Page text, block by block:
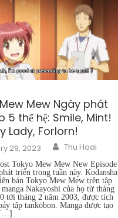
Mew Ngày phát
5 thế hệ: Smile, Mint!
Lady, Forlorn!
29, 2023 Author
Thu Hoai
Tokyo Mew Mew New Episode
triển trong tuần này. Kodansha
bản Tokyo Mew Mew trên tập
manga Nakayoshi của họ từ tháng
tới tháng 2 năm 2003, được tích
tập tankōbon. Manga được tạo
[…]